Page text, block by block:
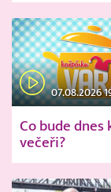
07.08.2026
Co bude dnes
večeři?